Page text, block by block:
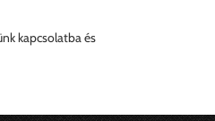
kapcsolatba és